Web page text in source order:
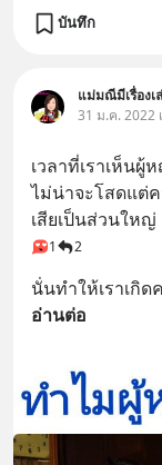
บันทึก
แม่มณีมีเรื่องเ
31 ม.ค. 2022
เวลาที่เราเห็น
ไม่น่าจะโสดแต่
เสียเป็นส่วนใหญ่
1 2
นั่นทำให้เราเกิ
อ่านต่อ